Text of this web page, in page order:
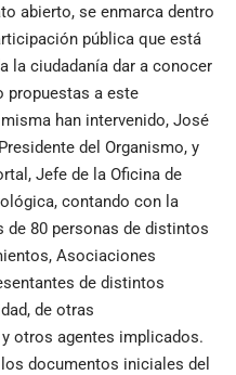
abierto, se enmarca dentro
pública que está
la ciudadanía dar a conocer
propuestas a este
han intervenido, José
del Organismo, y
Jefe de la Oficina de
contando con la
de 80 personas de distintos
Asociaciones
de distintos
de otras
otros agentes implicados.
documentos iniciales del